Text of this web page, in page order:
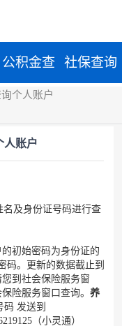
公积金查
询
社保查询
个人账户
人账户
名及身份证号码进行查
初始密码为身份证的
码。更新的数据截止到
到社会保险服务窗
险服务窗口查询。 养
发送到
（小灵通）